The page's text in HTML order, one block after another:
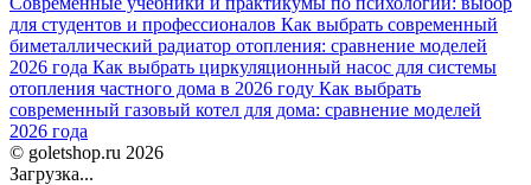
для студентов и профессионалов Как выбрать современный
биметаллический радиатор отопления: сравнение моделей
2026 года Как выбрать циркуляционный насос для системы
отопления частного дома в 2026 году Как выбрать
современный газовый котел для дома: сравнение моделей
2026 года
© goletshop.ru 2026
Загрузка...